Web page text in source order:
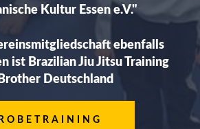
Kultur Essen e.V."
ebenfalls
ist Brazilian Jiu Jitsu Training
Deutschland